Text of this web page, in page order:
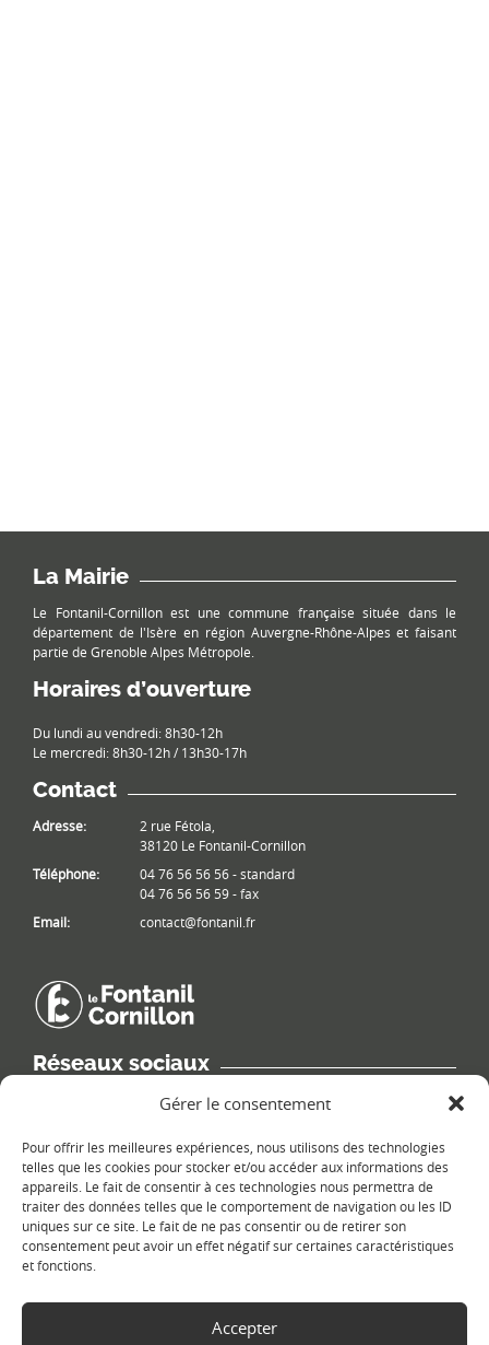
Gérer le consentement
Pour offrir les meilleures expériences, nous utilisons des technologies
telles que les cookies pour stocker et/ou accéder aux informations des
appareils. Le fait de consentir à ces technologies nous permettra de
traiter des données telles que le comportement de navigation ou les ID
uniques sur ce site. Le fait de ne pas consentir ou de retirer son
consentement peut avoir un effet négatif sur certaines caractéristiques
et fonctions.
Accepter
La Mairie
Le Fontanil-Cornillon est une commune française située dans le
département de l'Isère en région Auvergne-Rhône-Alpes et faisant
partie de Grenoble Alpes Métropole.
Horaires d’ouverture
Du lundi au vendredi: 8h30-12h
Le mercredi: 8h30-12h / 13h30-17h
Contact
Adresse:
2 rue Fétola,
38120 Le Fontanil-Cornillon
Téléphone:
04 76 56 56 56 - standard
04 76 56 56 59 - fax
Email:
contact@fontanil.fr
Réseaux sociaux
Retrouvez les informations de la commune sur différents réseaux
Le plan du site